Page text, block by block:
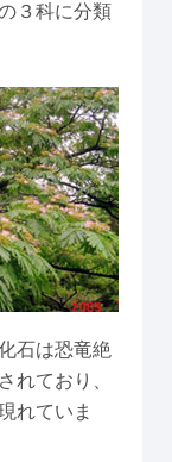
３科に分類
石は恐竜絶
れており、
れていま